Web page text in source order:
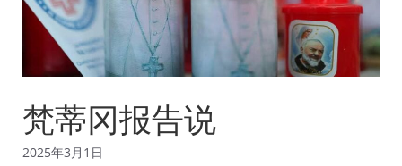
梵蒂冈报告说
2025年3月1日